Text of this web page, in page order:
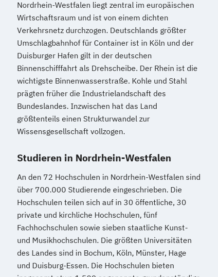
Nordrhein-Westfalen liegt zentral im europäischen
Wirtschaftsraum und ist von einem dichten
Verkehrsnetz durchzogen. Deutschlands größter
Umschlagbahnhof für Container ist in Köln und der
Duisburger Hafen gilt in der deutschen
Binnenschifffahrt als Drehscheibe. Der Rhein ist die
wichtigste Binnenwasserstraße. Kohle und Stahl
prägten früher die Industrielandschaft des
Bundeslandes. Inzwischen hat das Land
größtenteils einen Strukturwandel zur
Wissensgesellschaft vollzogen.
Studieren in Nordrhein-Westfalen
An den 72 Hochschulen in Nordrhein-Westfalen sind
über 700.000 Studierende eingeschrieben. Die
Hochschulen teilen sich auf in 30 öffentliche, 30
private und kirchliche Hochschulen, fünf
Fachhochschulen sowie sieben staatliche Kunst-
und Musikhochschulen. Die größten Universitäten
des Landes sind in Bochum, Köln, Münster, Hage
und Duisburg-Essen. Die Hochschulen bieten